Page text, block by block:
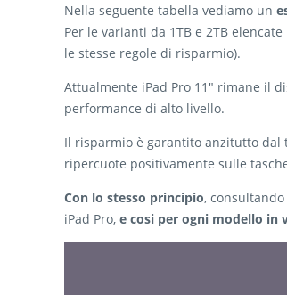
Nella seguente tabella vediamo un
Per le varianti da 1TB e 2TB
le stesse regole di risparmio).
Attualmente iPad Pro 11″ rimane il
performance di alto livello.
Il risparmio è garantito anzitutto dal
ripercuote positivamente sulle
Con lo stesso principio,
iPad Pro, e cosi per ogni modello in